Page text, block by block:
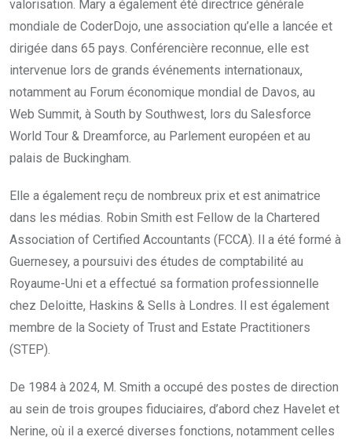
valorisation. Mary a également été directrice générale
mondiale de CoderDojo, une association qu’elle a lancée et
dirigée dans 65 pays. Conférencière reconnue, elle est
intervenue lors de grands événements internationaux,
notamment au Forum économique mondial de Davos, au
Web Summit, à South by Southwest, lors du Salesforce
World Tour & Dreamforce, au Parlement européen et au
palais de Buckingham.
Elle a également reçu de nombreux prix et est animatrice
dans les médias. Robin Smith est Fellow de la Chartered
Association of Certified Accountants (FCCA). Il a été formé à
Guernesey, a poursuivi des études de comptabilité au
Royaume-Uni et a effectué sa formation professionnelle
chez Deloitte, Haskins & Sells à Londres. Il est également
membre de la Society of Trust and Estate Practitioners
(STEP).
De 1984 à 2024, M. Smith a occupé des postes de direction
au sein de trois groupes fiduciaires, d’abord chez Havelet et
Nerine, où il a exercé diverses fonctions, notamment celles